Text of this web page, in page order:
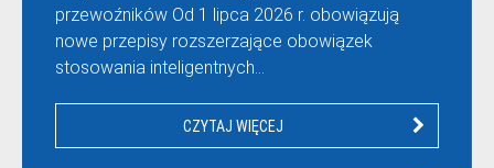
przewoźników Od 1 lipca 2026 r. obowiązują
nowe przepisy rozszerzające obowiązek
stosowania inteligentnych…
CZYTAJ WIĘCEJ